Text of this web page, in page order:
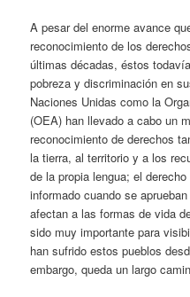
A pesar del enorme avance
reconocimiento de los
últimas décadas, éstos
pobreza y discriminación en
Naciones Unidas como la
(OEA) han llevado a cabo un
reconocimiento de derechos
la tierra, al territorio y a los
de la propia lengua; el
informado cuando se
afectan a las formas de vida
sido muy importante para
han sufrido estos pueblos
embargo, queda un largo